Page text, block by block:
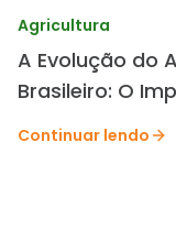
Agricultura
A Evolução do
Brasileiro: O
Melhoramento
Continuar lendo